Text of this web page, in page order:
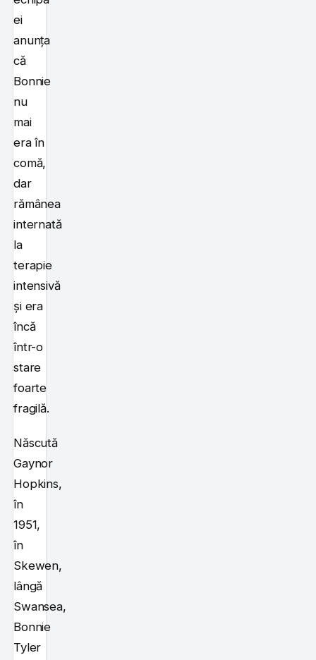
ei
anunța
că
Bonnie
nu
mai
era în
comă,
dar
rămânea
internată
la
terapie
intensivă
și era
încă
într-o
stare
foarte
fragilă.
Născută
Gaynor
Hopkins,
în
1951,
în
Skewen,
lângă
Swansea,
Bonnie
Tyler